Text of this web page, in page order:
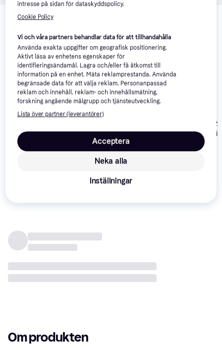
Relaterade produkter
intressera dig. Visa alla
PowerA
Enhanced Wired
Pikachu Pop Art -
8Bitdo Lite 2
Bluetooth
Gamepad -
Turquoise
4.5
269 kr
8Bitdo Zero 2
Controller -
Om produkten
intresse på sidan för dataskyddspolicy.
Cookie Policy
Vi och våra partners behandlar data för att tillhandahålla
Använda exakta uppgifter om geografisk positionering.
Aktivt läsa av enhetens egenskaper för
identifieringsändamål. Lagra och/eller få åtkomst till
information på en enhet. Mäta reklamprestanda. Använda
begränsade data för att välja reklam. Personanpassad
reklam och innehåll, reklam- och innehållsmätning,
forskning angående målgrupp och tjänsteutveckling.
Lista över partner (leverantörer)
Neka alla
Acceptera
Inställningar